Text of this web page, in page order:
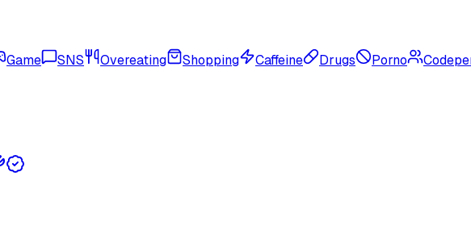
Game SNS Overeating Shopping Caffeine Drugs Porno